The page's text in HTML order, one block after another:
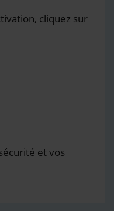
cliquez sur
et vos